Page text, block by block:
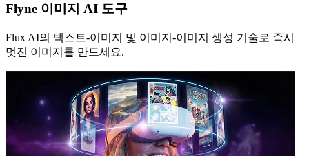
Flyne 이미지 AI 도구
Flux AI의 텍스트-이미지 및 이미지-이미지 생성 기술로 즉시
멋진 이미지를 만드세요.